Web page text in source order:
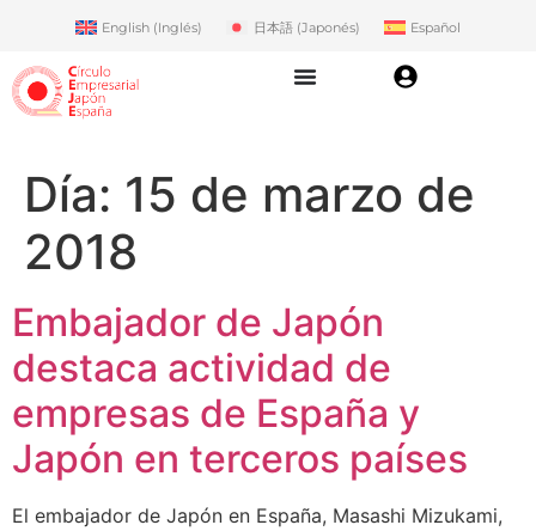
English (Inglés) 日本語(Japonés) Español
Día: 15 de marzo de
2018
Embajador de Japón
destaca actividad de
empresas de España y
Japón en terceros países
El embajador de Japón en España, Masashi Mizukami,